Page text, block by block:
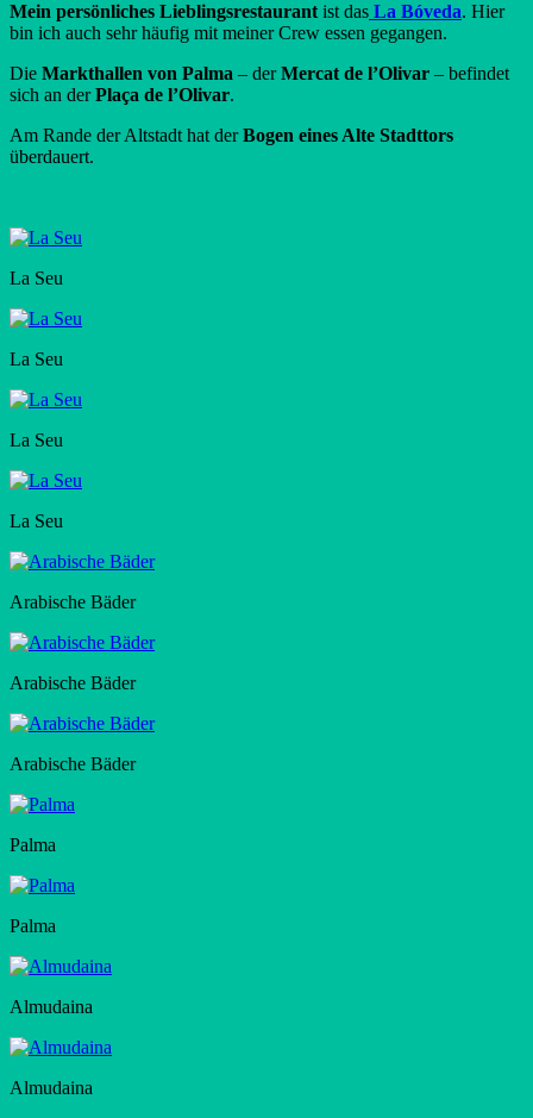
Mein persönliches Lieblingsrestaurant ist das La Bóveda. Hier
bin ich auch sehr häufig mit meiner Crew essen gegangen.
Die Markthallen von Palma – derMercat de l’Olivar – befindet
sich an derPlaça de l’Olivar.
Am Rande der Altstadt hat derBogen eines Alte Stadttors
überdauert.
La Seu
La Seu
La Seu
La Seu
Arabische Bäder
Arabische Bäder
Arabische Bäder
Palma
Palma
Almudaina
Almudaina